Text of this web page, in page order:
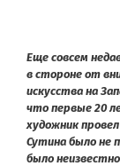
Еще совсем
в стороне от
искусства на
что первые 20
художник
Сутина было не
было